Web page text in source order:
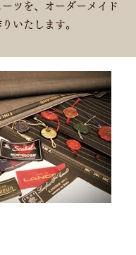
ツを、オーダーメイド
いたします。